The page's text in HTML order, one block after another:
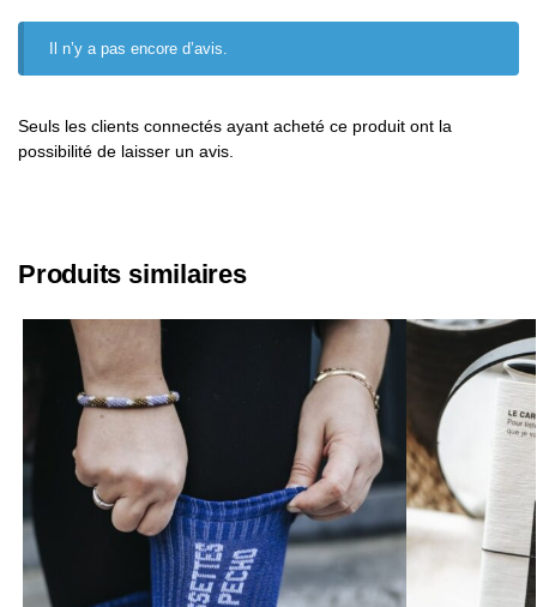
Il n’y a pas encore d’avis.
Seuls les clients connectés ayant acheté ce produit ont la
possibilité de laisser un avis.
Produits similaires